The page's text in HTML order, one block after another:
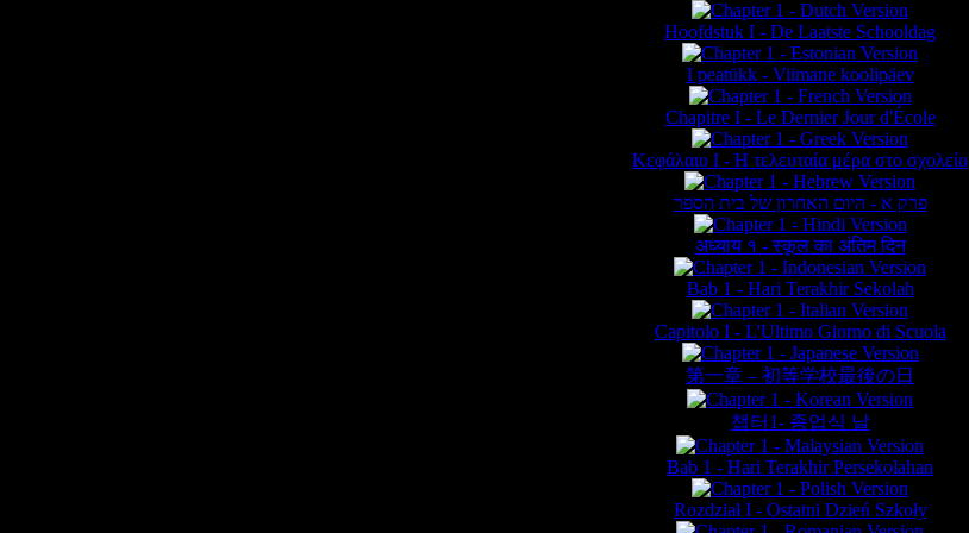
Hoofdstuk I - De Laatste Schooldag
I peatükk - Viimane koolipäev
Chapitre I - Le Dernier Jour d'École
Κεφάλαιο Ι - Η τελευταία μέρα στο σχολείο
פרק א - היום האחרון של בית הספר
अध्याय १ - स्कूल का अंतिम दिन
Bab 1 - Hari Terakhir Sekolah
Capitolo I - L'Ultimo Giorno di Scuola
第一章 – 初等学校最後の日
챕터1- 종업식 날
Bab 1 - Hari Terakhir Persekolahan
Rozdział I - Ostatni Dzień Szkoły